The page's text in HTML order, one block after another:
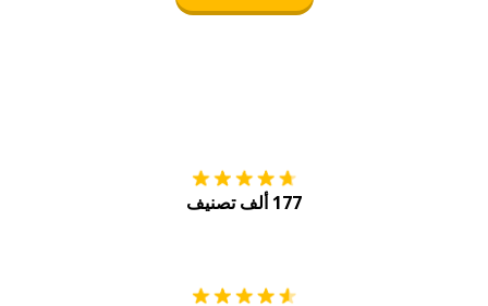
177 ألف تصنيف